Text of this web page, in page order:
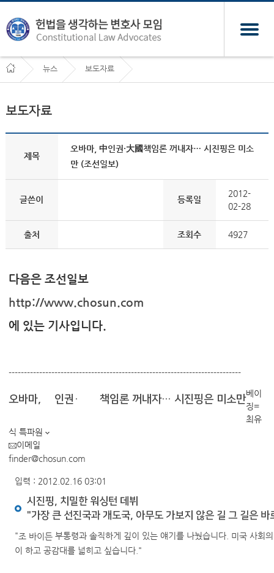
뉴스 보도자료
보도자료
제목
오바마, 中인권·大國책임론 꺼내자… 시진핑은 미소
만 (조선일보)
글쓴이 등록일
2012-
02-28
출처 조회수 4927
다음은 조선일보
http://www.chosun.com
에 있는 기사입니다.
----------------------------------------------------------------------------
오바마, 中인권·大國책임론 꺼내자… 시진핑은 미소만베이
징=
최유
식 특파원
이메일
finder@chosun.com
입력 : 2012.02.16 03:01
시진핑, 치밀한 워싱턴 데뷔
"가장 큰 선진국과 개도국, 아무도 가보지 않은 길 그 길은 바
"조 바이든부통령과 솔직하게 깊이 있는 얘기를 나눴습니다. 미국사회의
이 하고 공감대를 넓히고 싶습니다."